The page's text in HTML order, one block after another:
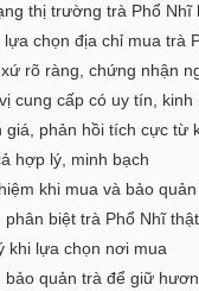
thị trường trà Phổ Nhĩ
lựa chọn địa chỉ mua trà
rõ ràng, chứng nhận
cung cấp có uy tín, kinh
giá, phản hồi tích cực từ
hợp lý, minh bạch
khi mua và bảo
phân biệt trà Phổ Nhĩ
khi lựa chọn nơi mua
bảo quản trà để giữ